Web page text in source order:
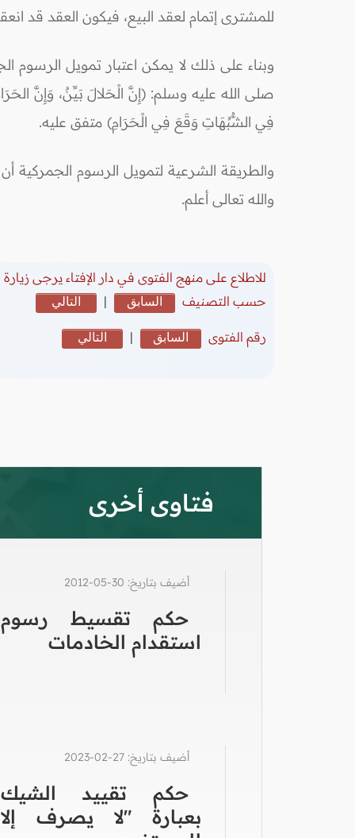
للمشترى إتمام لعقد البيع، فيكون العقد قد
وبناء على ذلك لا يمكن اعتبار تمويل الرسوم
صلى الله عليه وسلم: (إِنَّ الْحَلالَ بَيِّنٌ، وَإِنَّ
فِي الشُّبُهَاتِ وَقَعَ فِي الْحَرَامِ) متفق عليه.
والطريقة الشرعية لتمويل الرسوم الجمركية
والله تعالى أعلم.
للاطلاع على منهج الفتوى في دار الإفتاء يرجى زيارة
حسب التصنيف
السابق | التالي
رقم الفتوى السابق | التالي
فتاوى أخرى
أضيف بتاريخ: 30-05-2012
حكم تقسيط رسوم
استقدام الخادمات
أضيف بتاريخ: 27-02-2023
حكم تقييد الشيك
بعبارة "لا يصرف إلا